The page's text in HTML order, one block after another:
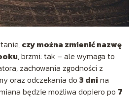
czy można zmienić nazwę
, brzmi: tak – ale wymaga to
zachowania zgodności z
oraz odczekania do 3 dni na
będzie możliwa dopiero po 7